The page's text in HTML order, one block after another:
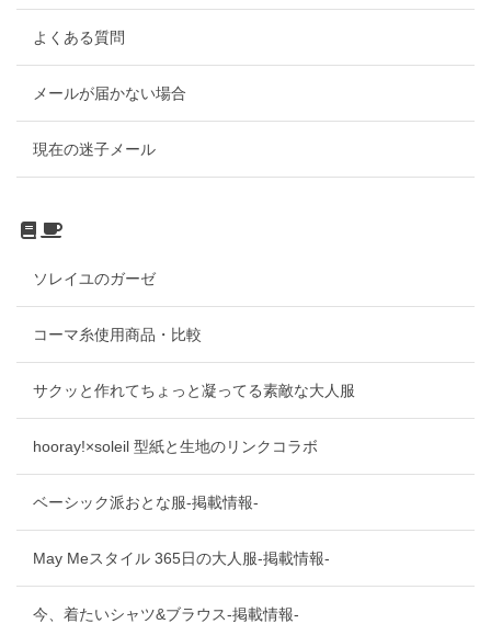
よくある質問
メールが届かない場合
現在の迷子メール
ソレイユのガーゼ
コーマ糸使用商品・比較
サクッと作れてちょっと凝ってる素敵な大人服
hooray!×soleil 型紙と生地のリンクコラボ
ベーシック派おとな服-掲載情報-
May Meスタイル 365日の大人服-掲載情報-
今、着たいシャツ&ブラウス-掲載情報-